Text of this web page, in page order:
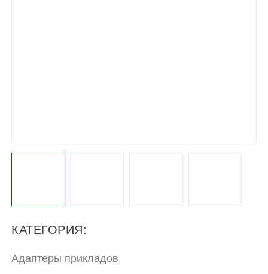
КАТЕГОРИЯ:
Адаптеры прикладов